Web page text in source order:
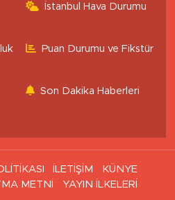
İstanbul Hava Durumu
Puan Durumu ve Fikstür
Son Dakika Haberleri
İLETİŞİM
KÜNYE
METNİ
YAYIN İLKELERİ